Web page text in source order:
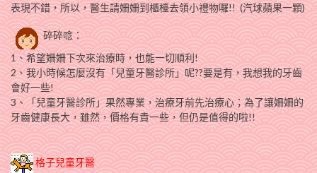
表現不錯，所以，醫生請姍姍到櫃檯去領小禮物囉!! (汽球蘋果一顆)
碎碎唸：
1、希望姍姍下次來治療時，也能一切順利!
2、我小時候怎麼沒有「兒童牙醫診所」呢??要是有，我想我的牙齒
會好一些!
3、「兒童牙醫診所」果然專業，治療牙前先治療心；為了讓姍姍的
牙齒健康長大，雖然，價格有貴一些，但仍是值得的啦!!
格子兒童牙醫